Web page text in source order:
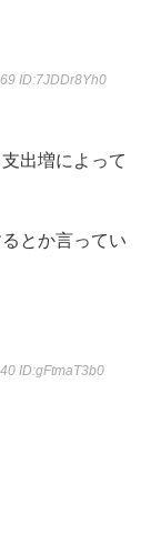
ID:7JDDr8Yh0
出増によって
とか言ってい
ID:gFtmaT3b0